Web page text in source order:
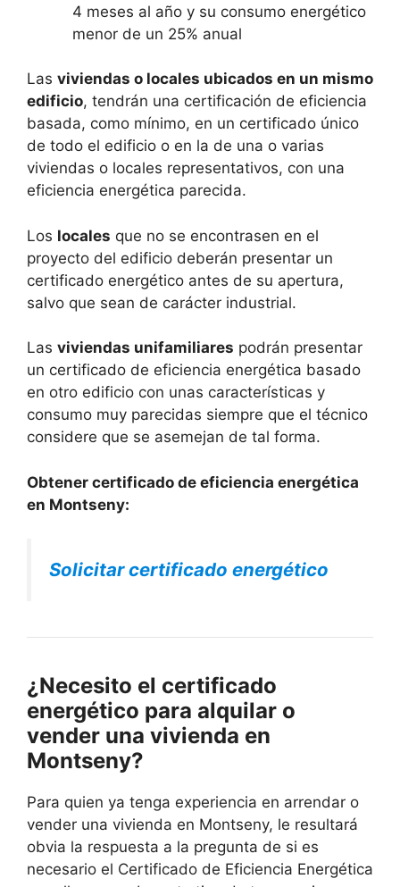
4 meses al año y su consumo energético
menor de un 25% anual
Las viviendas o locales ubicados en un mismo
edificio, tendrán una certificación de eficiencia
basada, como mínimo, en un certificado único
de todo el edificio o en la de una o varias
viviendas o locales representativos, con una
eficiencia energética parecida.
Los locales que no se encontrasen en el
proyecto del edificio deberán presentar un
certificado energético antes de su apertura,
salvo que sean de carácter industrial.
Las viviendas unifamiliares podrán presentar
un certificado de eficiencia energética basado
en otro edificio con unas características y
consumo muy parecidas siempre que el técnico
considere que se asemejan de tal forma.
Obtener certificado de eficiencia energética
en Montseny:
Solicitar certificado energético
¿Necesito el certificado
energético para alquilar o
vender una vivienda en
Montseny?
Para quien ya tenga experiencia en arrendar o
vender una vivienda en Montseny, le resultará
obvia la respuesta a la pregunta de si es
necesario el Certificado de Eficiencia Energética